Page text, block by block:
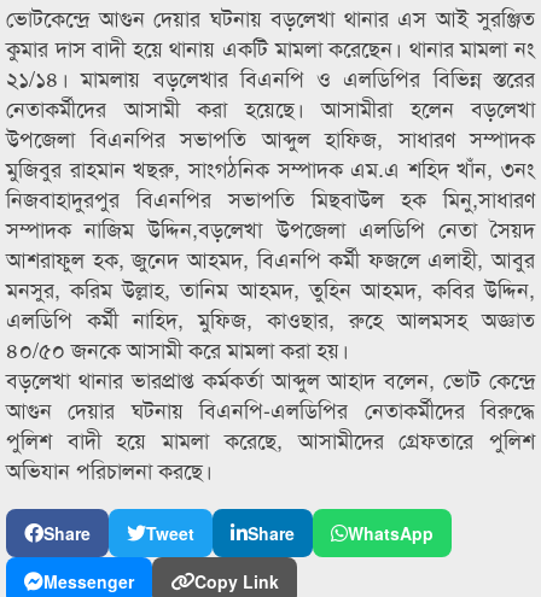
ভোটকেন্দ্রে আগুন দেয়ার ঘটনায় বড়লেখা থানার এস আই সুরঞ্জিত
কুমার দাস বাদী হয়ে থানায় একটি মামলা করেছেন। থানার মামলা নং
২১/১৪। মামলায় বড়লেখার বিএনপি ও এলডিপির বিভিন্ন স্তরের
নেতাকর্মীদের আসামী করা হয়েছে। আসামীরা হলেন বড়লেখা
উপজেলা বিএনপির সভাপতি আব্দুল হাফিজ, সাধারণ সম্পাদক
মুজিবুর রাহমান খছরু, সাংগঠনিক সম্পাদক এম.এ শহিদ খাঁন, ৩নং
নিজবাহাদুরপুর বিএনপির সভাপতি মিছবাউল হক মিনু,সাধারণ
সম্পাদক নাজিম উদ্দিন,বড়লেখা উপজেলা এলডিপি নেতা সৈয়দ
আশরাফুল হক, জুনেদ আহমদ, বিএনপি কর্মী ফজলে এলাহী, আবুর
মনসুর, করিম উল্লাহ, তানিম আহমদ, তুহিন আহমদ, কবির উদ্দিন,
এলডিপি কর্মী নাহিদ, মুফিজ, কাওছার, রুহে আলমসহ অজ্ঞাত
৪০/৫০ জনকে আসামী করে মামলা করা হয়।
বড়লেখা থানার ভারপ্রাপ্ত কর্মকর্তা আব্দুল আহাদ বলেন, ভোট কেন্দ্রে
আগুন দেয়ার ঘটনায় বিএনপি-এলডিপির নেতাকর্মীদের বিরুদ্ধে
পুলিশ বাদী হয়ে মামলা করেছে, আসামীদের গ্রেফতারে পুলিশ
অভিযান পরিচালনা করছে।
Share Tweet Share
WhatsApp
Messenger
Copy Link